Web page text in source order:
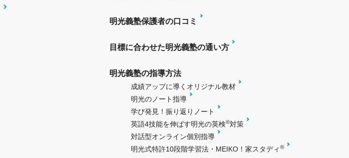
明光義塾保護者の口コミ
目標に合わせた明光義塾の通い方
明光義塾の指導方法
成績アップに導くオリジナル教材
明光のノート指導
学び発見！振り返りノート
英語4技能を伸ばす明光の英検®対策
対話型オンライン個別指導
明光式特許10段階学習法・MEIKO！家スタディ ®